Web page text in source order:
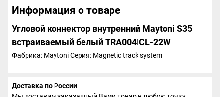
Информация о товаре
Угловой коннектор внутренний Maytoni S35
встраиваемый белый TRA004ICL-22W
Фабрика: MaytoniСерия: Magnetic track system
Доставка по России